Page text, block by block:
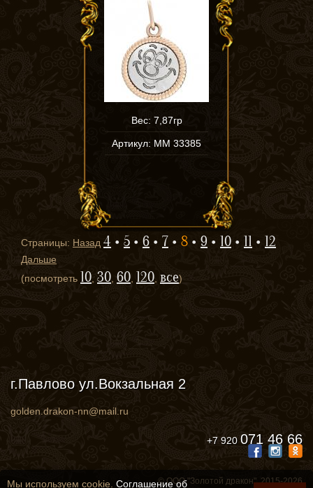
Вес: 7,87гр
Артикул: ММ 33385
Страницы: Назад 4 5 6 7 8 9 10 11 12
Дальше
(посмотреть 10 30 60 120 все)
г.Павлово ул.Вокзальная 2
golden.drakon-nn@mail.ru
+7 920 071 46 66
© ООО "Золотой дракон", 2015-2026
Мы используем cookie. Соглашение об